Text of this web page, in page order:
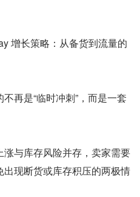
增长策略：从备货到流量的
再是“临时冲刺”，而是一套
与库存风险并存，卖家需要
现断货或库存积压的两极情